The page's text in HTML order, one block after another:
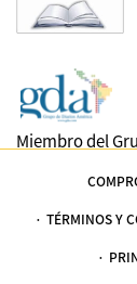
Miembro del
TÉRMINOS Y